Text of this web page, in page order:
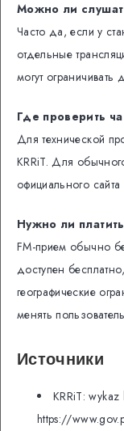
Можно ли
Часто да, если у
отдельные
могут ограничивать
Где проверить
Для технической
KRRiT. Для
официального сайта
Нужно ли
FM-прием обычно
доступен
географические
менять
Источники
KRRiT:
https://